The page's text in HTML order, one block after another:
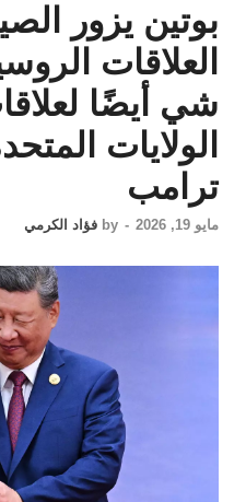
بوتين يزور
العلاقات
شي أيضًا
الولايات
ترامب
مايو 19, 2026 -
by فؤاد الكرمي